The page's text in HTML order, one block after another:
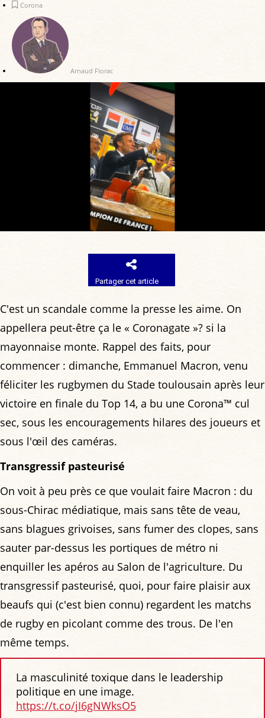
Corona
Arnaud Florac
Partager cet article
C'est un scandale comme la presse les aime. On
appellera peut-être ça le « Coronagate »? si la
mayonnaise monte. Rappel des faits, pour
commencer : dimanche, Emmanuel Macron, venu
féliciter les rugbymen du Stade toulousain après leur
victoire en finale du Top 14, a bu une Corona™ cul
sec, sous les encouragements hilares des joueurs et
sous l'œil des caméras.
Transgressif pasteurisé
On voit à peu près ce que voulait faire Macron : du
sous-Chirac médiatique, mais sans tête de veau,
sans blagues grivoises, sans fumer des clopes, sans
sauter par-dessus les portiques de métro ni
enquiller les apéros au Salon de l'agriculture. Du
transgressif pasteurisé, quoi, pour faire plaisir aux
beaufs qui (c'est bien connu) regardent les matchs
de rugby en picolant comme des trous. De l'en
même temps.
La masculinité toxique dans le leadership
politique en une image.
https://t.co/jI6gNWksO5